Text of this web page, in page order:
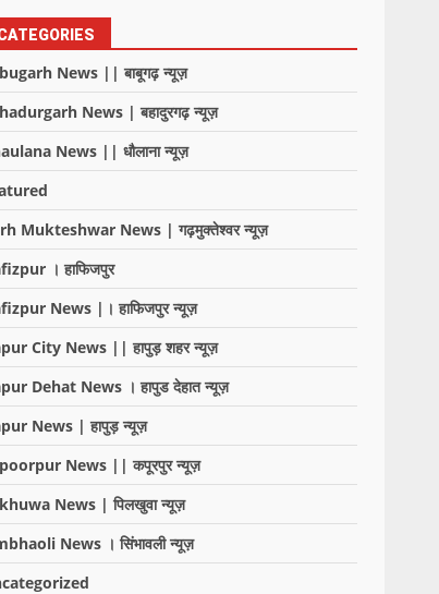
News || बाबूगढ़ न्यूज़
News | बहादुरगढ़ न्यूज़
News || धौलाना न्यूज़
Mukteshwar News | गढ़मुक्तेश्वर न्यूज़
। हाफिजपुर
News |। हाफिजपुर न्यूज़
City News || हापुड़ शहर न्यूज़
Dehat News । हापुड देहात न्यूज़
News | हापुड़ न्यूज़
News || कपूरपुर न्यूज़
News | पिलखुवा न्यूज़
News । सिंभावली न्यूज़